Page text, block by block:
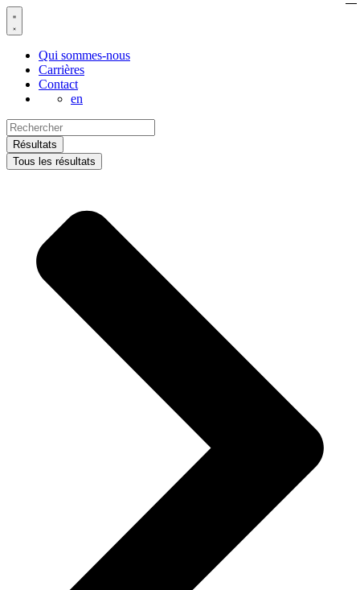
Aller
au
Qui sommes-nous
Carrières
Contact
en
Search
...Résultats
Tous les résultats